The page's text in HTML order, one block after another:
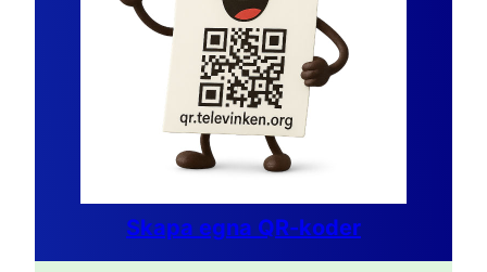
Skapa egna QR-koder